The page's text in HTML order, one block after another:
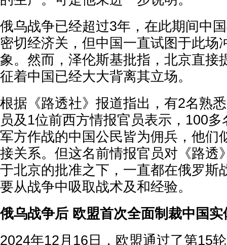
俄乌战争已经超过3年，在此期间中
密切经济关，但中国一直试图于此场
象。然而，泽伦斯基批指，北京直接
征着中国已经大大背离其立场。
根据《路透社》报道指出，有2名熟
员及1位前西方情报官员表示，100
军方作战的中国公民皆为佣兵，他们
接关系。但这名前情报官员对《路透
于北京的批准之下，一直都在俄罗斯
要从战争中吸取战术及和经验。
俄乌战争后 欧盟首次全面制裁中国实
2024年12月16日，欧盟通过了第15